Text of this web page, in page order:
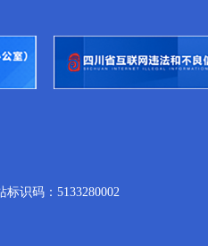
标识码：5133280002